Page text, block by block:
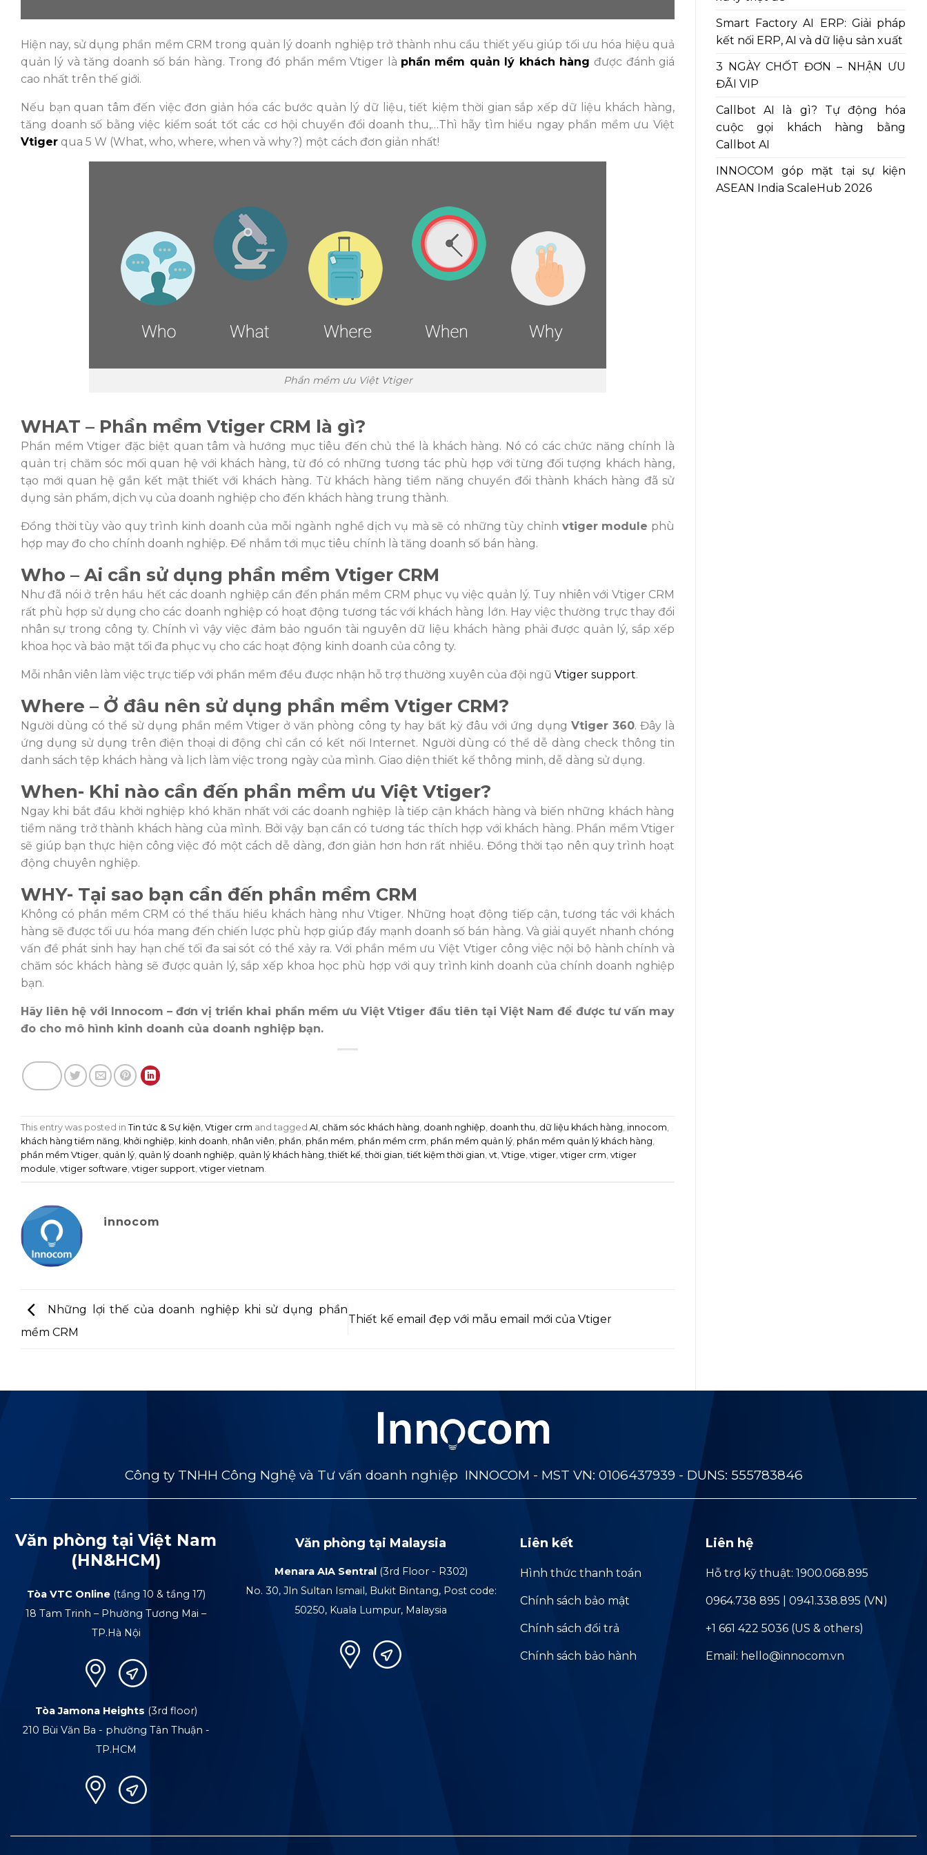
Hiện nay, sử dụng phần mềm CRM trong quản lý doanh nghiệp trở thành nhu cầu thiết yếu giúp tối ưu hóa hiệu quả
quản lý và tăng doanh số bán hàng. Trong đó phần mềm Vtiger là phần mềm quản lý khách hàngđược đánh giá
cao nhất trên thế giới.
Nếu bạn quan tâm đến việc đơn giản hóa các bước quản lý dữ liệu, tiết kiệm thời gian sắp xếp dữ liệu khách hàng,
tăng doanh số bằng việc kiểm soát tốt các cơ hội chuyển đổi doanh thu,…Thì hãy tìm hiểu ngay phần mềm ưu Việt
Vtiger qua 5 W (What, who, where, when và why?) một cách đơn giản nhất!
Phần mềm ưu Việt Vtiger
WHAT – Phần mềm Vtiger CRM là gì?
Phần mềm Vtiger đặc biệt quan tâm và hướng mục tiêu đến chủ thể là khách hàng. Nó có các chức năng chính là
quản trị chăm sóc mối quan hệ với khách hàng, từ đó có những tương tác phù hợp với từng đối tượng khách hàng,
tạo mới quan hệ gắn kết mật thiết với khách hàng. Từ khách hàng tiềm năng chuyển đổi thành khách hàng đã sử
dụng sản phẩm, dịch vụ của doanh nghiệp cho đến khách hàng trung thành.
Đồng thời tùy vào quy trình kinh doanh của mỗi ngành nghề dịch vụ mà sẽ có những tùy chỉnh vtiger module phù
hợp may đo cho chính doanh nghiệp. Để nhắm tới mục tiêu chính là tăng doanh số bán hàng.
Who – Ai cần sử dụng phần mềm Vtiger CRM
Như đã nói ở trên hầu hết các doanh nghiệp cần đến phần mềm CRM phục vụ việc quản lý. Tuy nhiên với Vtiger CRM
rất phù hợp sử dụng cho các doanh nghiệp có hoạt động tương tác với khách hàng lớn. Hay việc thường trực thay đổi
nhân sự trong công ty. Chính vì vậy việc đảm bảo nguồn tài nguyên dữ liệu khách hàng phải được quản lý, sắp xếp
khoa học và bảo mật tối đa phục vụ cho các hoạt động kinh doanh của công ty.
Mỗi nhân viên làm việc trực tiếp với phần mềm đều được nhận hỗ trợ thường xuyên của đội ngũ Vtiger support.
Where – Ở đâu nên sử dụng phần mềm Vtiger CRM?
Người dùng có thể sử dụng phần mềm Vtiger ở văn phòng công ty hay bất kỳ đâu với ứng dụng Vtiger 360. Đây là
ứng dụng sử dụng trên điện thoại di động chỉ cần có kết nối Internet. Người dùng có thể dễ dàng check thông tin
danh sách tệp khách hàng và lịch làm việc trong ngày của mình. Giao diện thiết kế thông minh, dễ dàng sử dụng.
When- Khi nào cần đến phần mềm ưu Việt Vtiger?
Ngay khi bắt đầu khởi nghiệp khó khăn nhất với các doanh nghiệp là tiếp cận khách hàng và biến những khách hàng
tiềm năng trở thành khách hàng của mình. Bởi vậy bạn cần có tương tác thích hợp với khách hàng. Phần mềm Vtiger
sẽ giúp bạn thực hiện công việc đó một cách dễ dàng, đơn giản hơn hơn rất nhiều. Đồng thời tạo nên quy trình hoạt
động chuyên nghiệp.
WHY- Tại sao bạn cần đến phần mềm CRM
Không có phần mềm CRM có thể thấu hiểu khách hàng như Vtiger. Những hoạt động tiếp cận, tương tác với khách
hàng sẽ được tối ưu hóa mang đến chiến lược phù hợp giúp đẩy mạnh doanh số bán hàng. Và giải quyết nhanh chóng
vấn đề phát sinh hay hạn chế tối đa sai sót có thể xảy ra. Với phần mềm ưu Việt Vtiger công việc nội bộ hành chính và
chăm sóc khách hàng sẽ được quản lý, sắp xếp khoa học phù hợp với quy trình kinh doanh của chính doanh nghiệp
bạn.
Hãy liên hệ với Innocom – đơn vị triển khai phần mềm ưu Việt Vtiger đầu tiên tại Việt Nam để được tư vấn may
đo cho mô hình kinh doanh của doanh nghiệp bạn.
This entry was posted in Tin tức & Sự kiện, Vtiger crm and tagged AI, chăm sóc khách hàng, doanh nghiệp, doanh thu, dữ liệu khách hàng, innocom,
khách hàng tiềm năng, khởi nghiệp, kinh doanh, nhân viên, phần, phần mềm, phần mềm crm, phần mềm quản lý, phần mềm quản lý khách hàng,
phần mềm Vtiger, quản lý, quản lý doanh nghiệp, quản lý khách hàng,thiết kế,thời gian,tiết kiệm thời gian, vt, Vtige, vtiger, vtiger crm, vtiger
module, vtiger software, vtiger support, vtiger vietnam.
innocom
Những lợi thế của doanh nghiệp khi sử dụng phần
mềm CRM
Thiết kế email đẹp với mẫu email mới của Vtiger
Smart Factory AI ERP: Giải pháp
kết nối ERP, AI và dữ liệu sản xuất
3 NGÀY CHỐT ĐƠN – NHẬN ƯU
ĐÃI VIP
Callbot AI là gì? Tự động hóa
cuộc gọi khách hàng bằng
Callbot AI
INNOCOM góp mặt tại sự kiện
ASEAN India ScaleHub 2026
Công ty TNHH Công Nghệ và Tư vấn doanh nghiệp INNOCOM - MST VN: 0106437939 - DUNS: 555783846
Văn phòng tại Việt Nam
(HN&HCM)
Tòa VTC Online(tầng 10 & tầng 17)
18 Tam Trinh – Phường Tương Mai –
TP.Hà Nội
Tòa Jamona Heights (3rd floor)
210 Bùi Văn Ba - phường Tân Thuận -
TP.HCM
Văn phòng tại Malaysia
Menara AIA Sentral (3rd Floor - R302)
No. 30, Jln Sultan Ismail, Bukit Bintang, Post code:
50250, Kuala Lumpur, Malaysia
Liên kết
Hình thức thanh toán
Chính sách bảo mật
Chính sách đổi trả
Chính sách bảo hành
Liên hệ
Hỗ trợ kỹ thuật: 1900.068.895
0964.738 895 | 0941.338.895 (VN)
+1 661 422 5036 (US & others)
Email: hello@innocom.vn